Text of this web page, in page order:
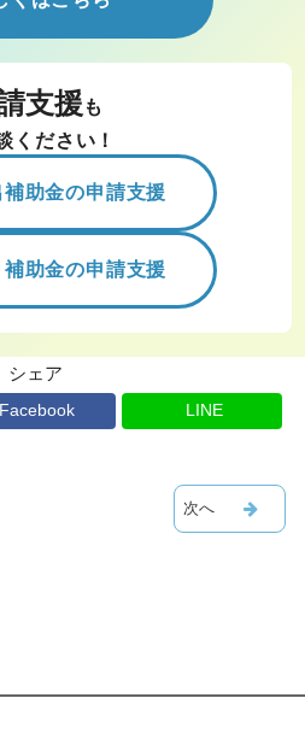
支援 も
ください！
助金の申請支援
補助金の申請支援
シェア
Facebook LINE